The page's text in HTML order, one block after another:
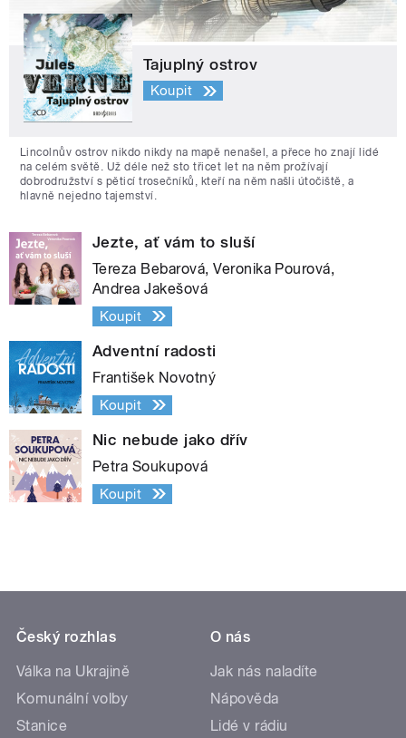
Tajuplný ostrov
Koupit
Lincolnův ostrov nikdo nikdy na mapě nenašel, a přece ho znají lidé
na celém světě. Už déle než sto třicet let na něm prožívají
dobrodružství s pěticí trosečníků, kteří na něm našli útočiště, a
hlavně nejedno tajemství.
Jezte, ať vám to sluší
Tereza Bebarová, Veronika Pourová,
Andrea Jakešová
Koupit
Adventní radosti
František Novotný
Koupit
Nic nebude jako dřív
Petra Soukupová
Koupit
Český rozhlas
Válka na Ukrajině
Komunální volby
Stanice
O nás
Jak nás naladíte
Nápověda
Lidé v rádiu